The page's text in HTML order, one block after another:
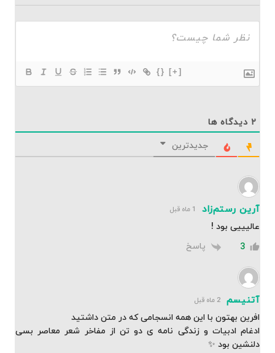
{} [+]
۲ دیدگاه ها
جدیدترین
آرین رستم‌زاد 1 ماه قبل
عالیییی بود !
3
پاسخ
آتنیسم 2 ماه قبل
افرین بهتون با این همه انسجامی که در متن داشتید
ادغام ادبیات و زندگی نامه ی دو تن از مفاخر شعر معاصر بسی
دلنشین بود ✨